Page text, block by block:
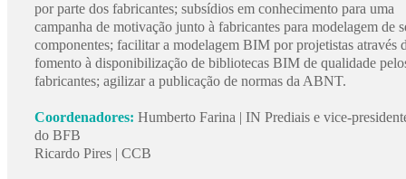
por parte dos fabricantes; subsídios em conhecimento para uma
campanha de motivação junto à fabricantes para modelagem de
componentes; facilitar a modelagem BIM por projetistas através
fomento à disponibilização de bibliotecas BIM de qualidade
fabricantes; agilizar a publicação de normas da ABNT.
Coordenadores: Humberto Farina | IN Prediais e vice-
do BFB
Ricardo Pires | CCB